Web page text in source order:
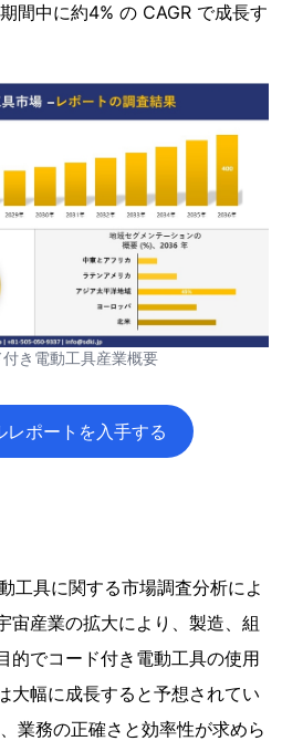
間中に約4% の CAGR で成長す
き電動工具産業概要
レポートを入手する
工具に関する市場調査分析によ
宙産業の拡大により、製造、組
的でコード付き電動工具の使用
大幅に成長すると予想されてい
業務の正確さと効率性が求めら